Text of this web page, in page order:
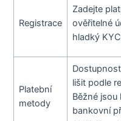
Registrace
Zadejte
ověřitelné
hladký
Platební
metody
lišit podle
Běžné jsou
bankovní